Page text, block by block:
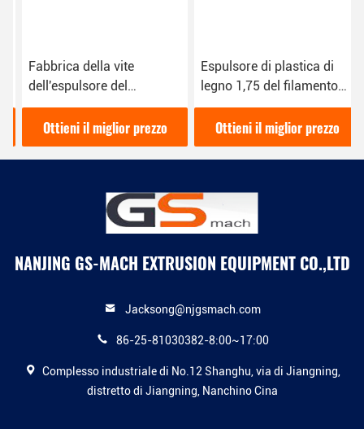
Fabbrica della vite
dell'espulsore del
filamento della stampante
di tolleranza 3D di 0,03
millimetri singola diretta
Ottieni il miglior prezzo
Espulsore di plastica di
legno 1,75 del filamento
della stampante 3D di PLA
linea dell'estrusione da
3,00 millimetri
Ottieni il miglior prezzo
NANJING GS-MACH EXTRUSION EQUIPMENT CO.,LTD
Jacksong@njgsmach.com
86-25-81030382-8:00~17:00
Complesso industriale di No.12 Shanghu, via di Jiangning,
distretto di Jiangning, Nanchino Cina